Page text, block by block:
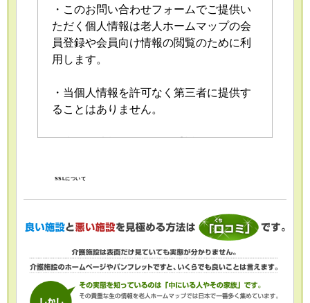
・このお問い合わせフォームでご提供い
ただく個人情報は老人ホームマップの会
員登録や会員向け情報の閲覧のために利
用します。
・当個人情報を許可なく第三者に提供す
ることはありません。
おける個人情報の安全管理が図られるよ
・当個人情報の利用目的の通知、開示、
内容の訂正・追加または削除、利用の停
止・消去および第三者への提供の停止
（「開示等」といいます。）を受け付け
SSLについて